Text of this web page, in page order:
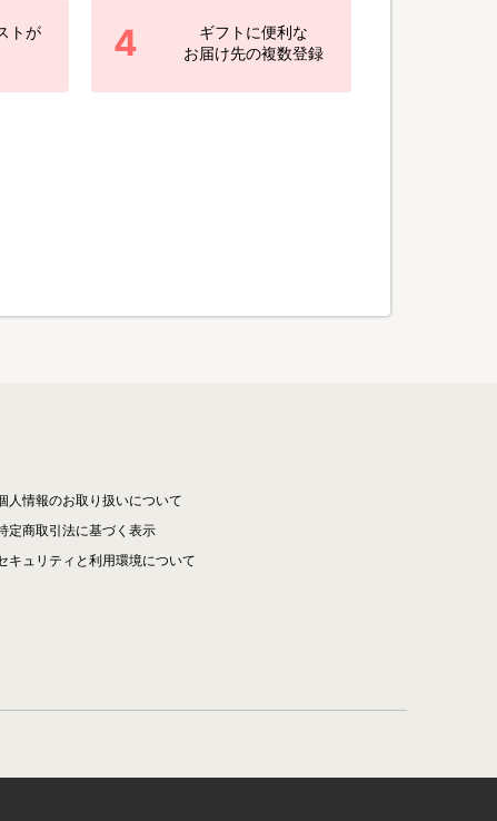
トが
4
ギフトに便利な
お届け先の複数登録
人情報のお取り扱いについて
定商取引法に基づく表示
キュリティと利用環境について